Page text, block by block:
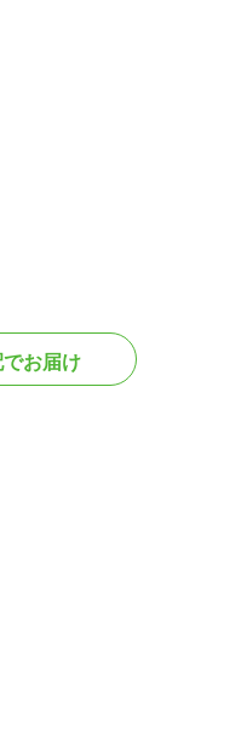
お届け